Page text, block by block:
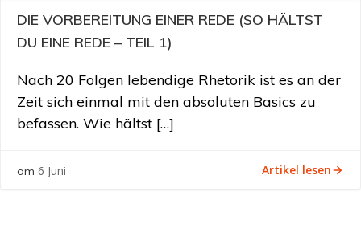
DIE VORBEREITUNG EINER REDE (SO HÄLTST
DU EINE REDE – TEIL 1)
Nach 20 Folgen lebendige Rhetorik ist es an der
Zeit sich einmal mit den absoluten Basics zu
befassen. Wie hältst […]
am 6 Juni Artikel lesen